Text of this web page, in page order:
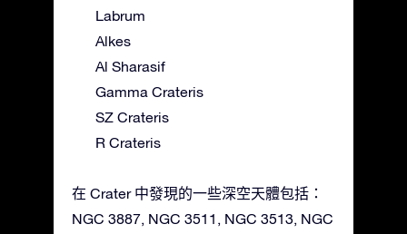
Labrum
Alkes
Al Sharasif
Gamma Crateris
SZ Crateris
R Crateris
在 Crater 中發現的一些深空天體包括：
NGC 3887, NGC 3511, NGC 3513, NGC